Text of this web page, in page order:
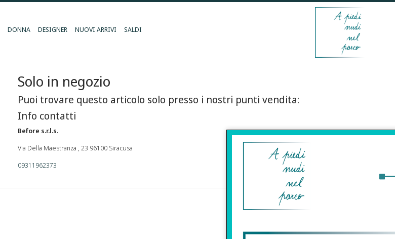
DONNA DESIGNER NUOVI ARRIVI SALDI
Solo in negozio
Puoi trovare questo articolo solo presso i nostri punti vendita:
Info contatti
Before s.r.l.s.
Via Della Maestranza , 23 96100 Siracusa
09311962373
ISCRIVITI ALLA
NEWSLETTER